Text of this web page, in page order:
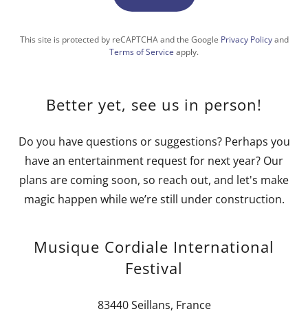
This site is protected by reCAPTCHA and the Google Privacy Policyand
Terms of Service apply.
Better yet, see us in person!
Do you have questions or suggestions? Perhaps you
have an entertainment request for next year? Our
plans are coming soon, so reach out, and let's make
magic happen while we’re still under construction.
Musique Cordiale International
Festival
83440 Seillans, France